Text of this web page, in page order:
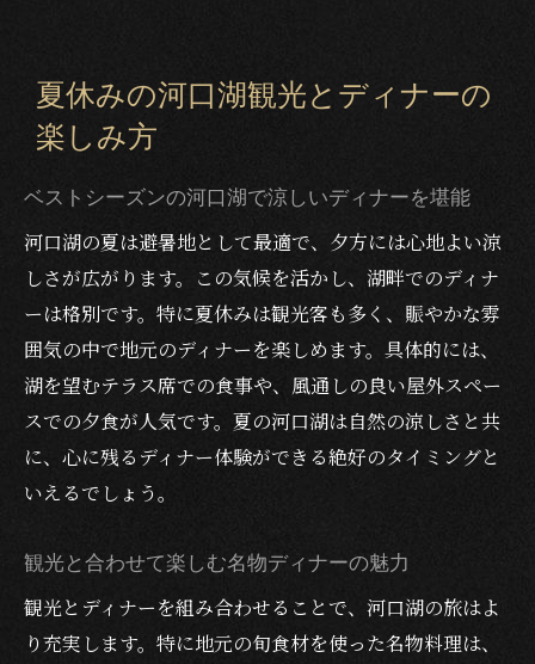
夏休みの河口湖観光とディナーの
楽しみ方
ベストシーズンの河口湖で涼しいディナーを堪能
河口湖の夏は避暑地として最適で、夕方には心地よい涼
しさが広がります。この気候を活かし、湖畔でのディナ
ーは格別です。特に夏休みは観光客も多く、賑やかな雰
囲気の中で地元のディナーを楽しめます。具体的には、
湖を望むテラス席での食事や、風通しの良い屋外スペー
スでの夕食が人気です。夏の河口湖は自然の涼しさと共
に、心に残るディナー体験ができる絶好のタイミングと
いえるでしょう。
観光と合わせて楽しむ名物ディナーの魅力
観光とディナーを組み合わせることで、河口湖の旅はよ
り充実します。特に地元の旬食材を使った名物料理は、